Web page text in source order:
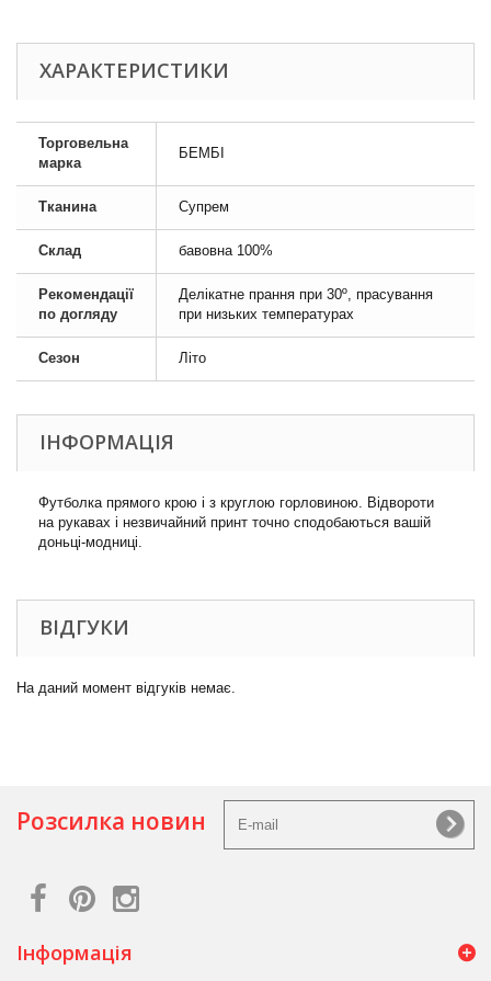
ХАРАКТЕРИСТИКИ
Торговельна
марка
БЕМБІ
Тканина Супрем
Склад бавовна 100%
Рекомендації
по догляду
Делікатне прання при 30º, прасування
при низьких температурах
Сезон Літо
ІНФОРМАЦІЯ
Футболка прямого крою і з круглою горловиною. Відвороти
на рукавах і незвичайний принт точно сподобаються вашій
доньці-модниці.
ВІДГУКИ
На даний момент відгуків немає.
Розсилка новин
Інформація